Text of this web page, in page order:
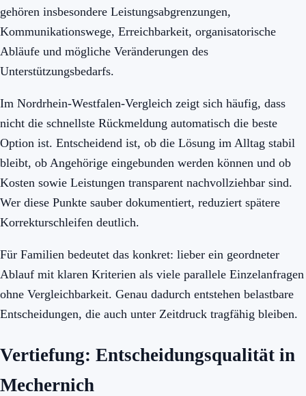
gehören insbesondere Leistungsabgrenzungen,
Kommunikationswege, Erreichbarkeit, organisatorische
Abläufe und mögliche Veränderungen des
Unterstützungsbedarfs.
Im Nordrhein-Westfalen-Vergleich zeigt sich häufig, dass
nicht die schnellste Rückmeldung automatisch die beste
Option ist. Entscheidend ist, ob die Lösung im Alltag stabil
bleibt, ob Angehörige eingebunden werden können und ob
Kosten sowie Leistungen transparent nachvollziehbar sind.
Wer diese Punkte sauber dokumentiert, reduziert spätere
Korrekturschleifen deutlich.
Für Familien bedeutet das konkret: lieber ein geordneter
Ablauf mit klaren Kriterien als viele parallele Einzelanfragen
ohne Vergleichbarkeit. Genau dadurch entstehen belastbare
Entscheidungen, die auch unter Zeitdruck tragfähig bleiben.
Vertiefung: Entscheidungsqualität in
Mechernich